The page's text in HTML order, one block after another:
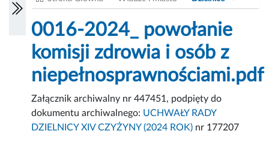
0016-2024_ powołanie
komisji zdrowia i osób z
niepełnosprawnościami.pdf
Załącznik archiwalny nr 447451, podpięty do
dokumentu archiwalnego: UCHWAŁY RADY
DZIELNICY XIV CZYŻYNY (2024 ROK) nr 177207